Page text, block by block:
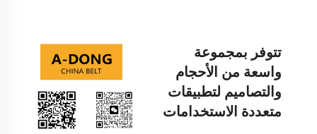
تتوفر بمجموعة
واسعة من الأحجام
والتصاميم لتطبيقات
متعددة الاستخدامات